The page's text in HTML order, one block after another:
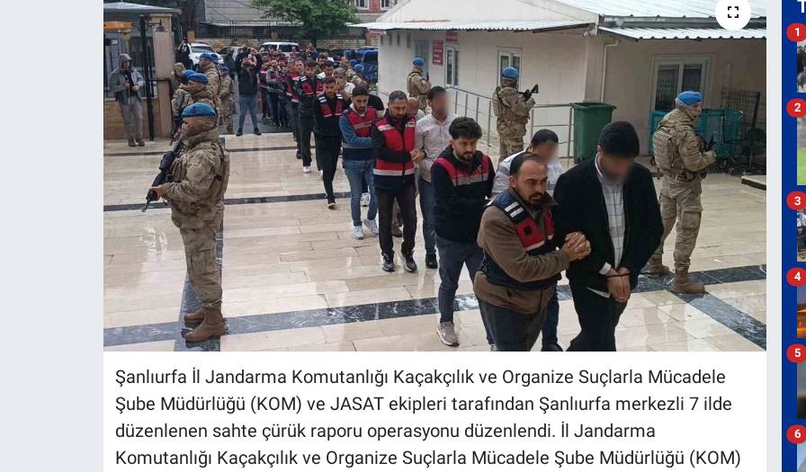
Şanlıurfa İl Jandarma Komutanlığı Kaçakçılık ve Organize Suçlarla Mücadele
Şube Müdürlüğü (KOM) ve JASAT ekipleri tarafından Şanlıurfa merkezli 7 ilde
düzenlenen sahte çürük raporu operasyonu düzenlendi. İl Jandarma
Komutanlığı Kaçakçılık ve Organize Suçlarla Mücadele Şube Müdürlüğü (KOM)
1
2
3
4
5
6
Haber Arşivi